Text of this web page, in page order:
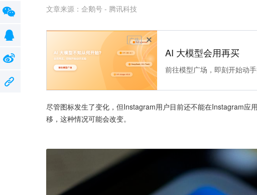
文章来源： 企鹅号 - 腾讯科技
广告
AI 大模型会用再买
前往模型广场，即刻开始动
尽管图标发生了变化，但Instagram用户目前还不能在Instagram应
移，这种情况可能会改变。